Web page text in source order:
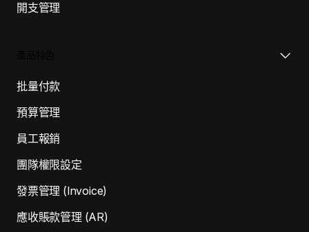
開支管理
批量付款
預算管理
員工報銷
團隊權限設定
發票管理 (Invoice)
應收賬款管理 (AR)